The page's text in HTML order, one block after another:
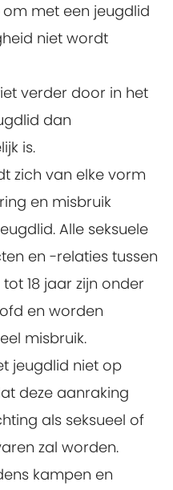
met een jeugdlid
niet wordt
verder door in het
dan
is.
zich van elke vorm
en misbruik
Alle seksuele
en -relaties tussen
18 jaar zijn onder
en worden
misbruik.
jeugdlid niet op
deze aanraking
als seksueel of
zal worden.
kampen en